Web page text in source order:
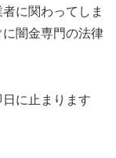
に関わってしま
闇金専門の法律
に止まります